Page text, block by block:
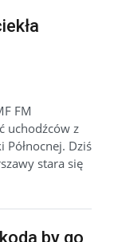
FM
uchodźców z
Dziś
stara się
by go